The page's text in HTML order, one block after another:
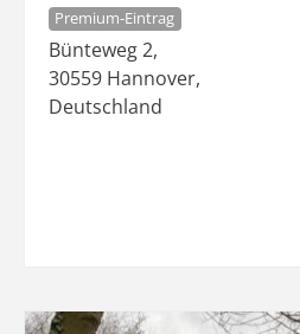
Premium-Eintrag
Bünteweg 2,
30559 Hannover,
Deutschland